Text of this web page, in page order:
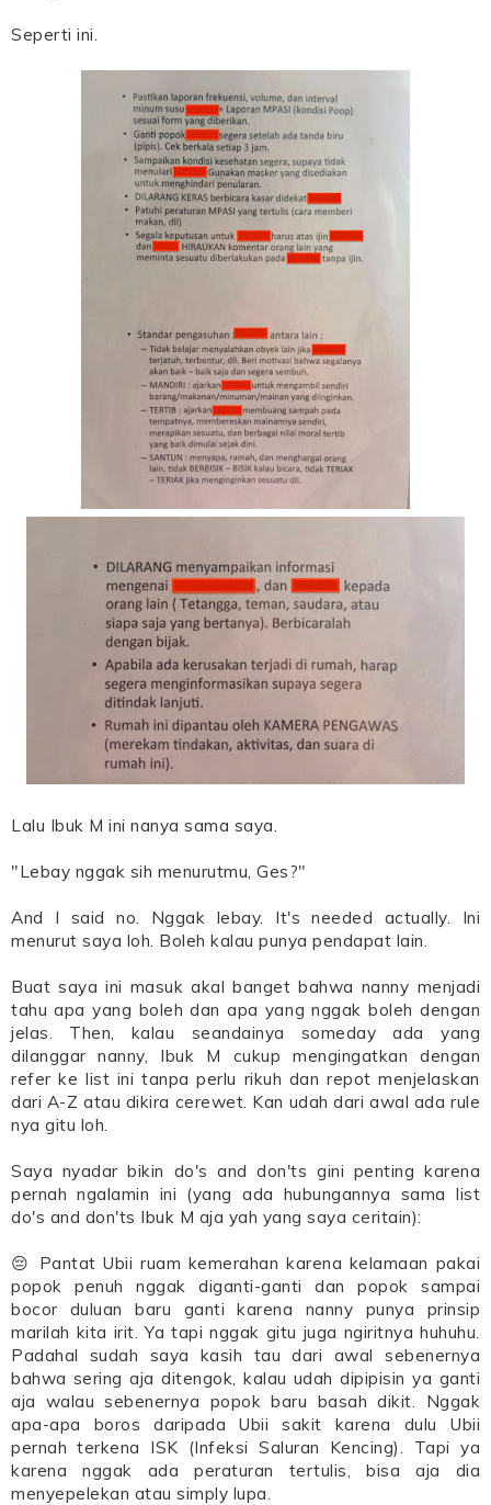
Seperti ini.
Lalu Ibuk M ini nanya sama saya.
"Lebay nggak sih menurutmu, Ges?"
And I said no. Nggak lebay. It's needed actually. Ini
menurut saya loh. Boleh kalau punya pendapat lain.
Buat saya ini masuk akal banget bahwa nanny menjadi
tahu apa yang boleh dan apa yang nggak boleh dengan
jelas. Then, kalau seandainya someday ada yang
dilanggar nanny, Ibuk M cukup mengingatkan dengan
refer ke list ini tanpa perlu rikuh dan repot menjelaskan
dari A-Z atau dikira cerewet. Kan udah dari awal ada rule
nya gitu loh.
Saya nyadar bikin do's and don'ts gini penting karena
pernah ngalamin ini (yang ada hubungannya sama list
do's and don'ts Ibuk M aja yah yang saya ceritain):
😔 Pantat Ubii ruam kemerahan karena kelamaan pakai
popok penuh nggak diganti-ganti dan popok sampai
bocor duluan baru ganti karena nanny punya prinsip
marilah kita irit. Ya tapi nggak gitu juga ngiritnya huhuhu.
Padahal sudah saya kasih tau dari awal sebenernya
bahwa sering aja ditengok, kalau udah dipipisin ya ganti
aja walau sebenernya popok baru basah dikit. Nggak
apa-apa boros daripada Ubii sakit karena dulu Ubii
pernah terkena ISK (Infeksi Saluran Kencing). Tapi ya
karena nggak ada peraturan tertulis, bisa aja dia
menyepelekan atau simply lupa.